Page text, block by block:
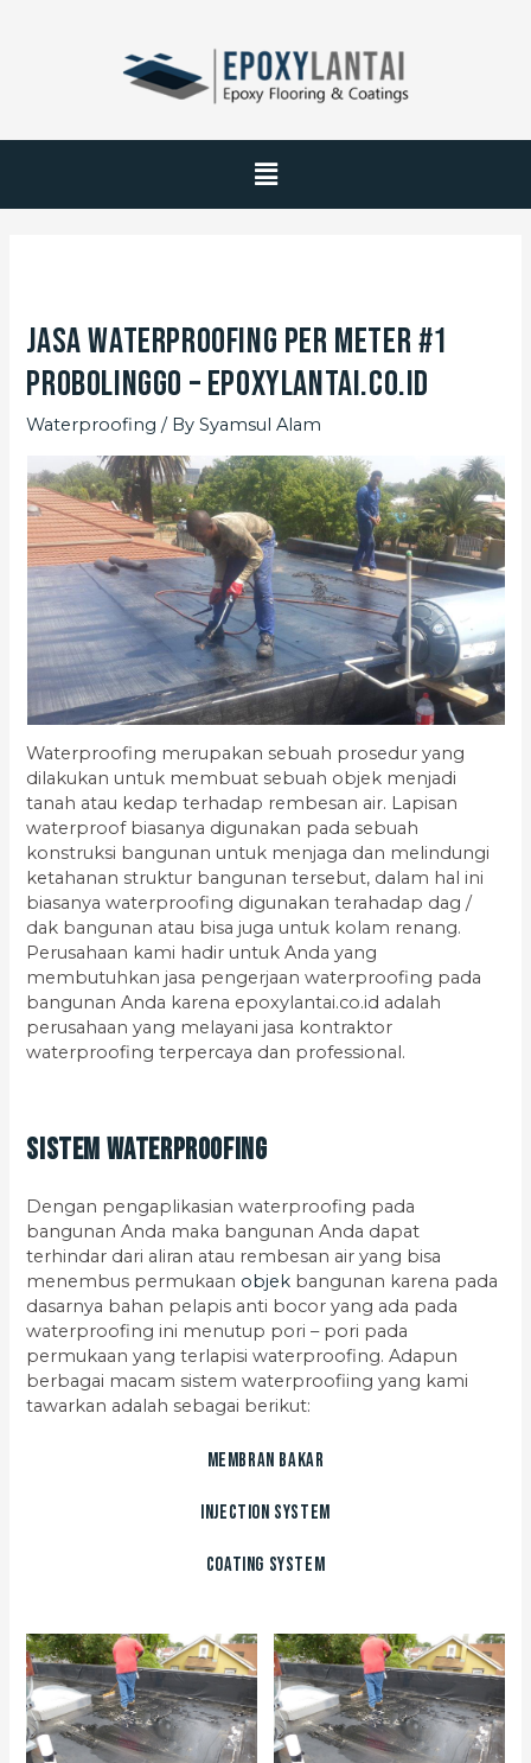
Jasa Waterproofing Per Meter #1
Probolinggo – EpoxyLantai.co.id
Waterproofing / BySyamsul Alam
Waterproofing merupakan sebuah prosedur yang
dilakukan untuk membuat sebuah objek menjadi
tanah atau kedap terhadap rembesan air. Lapisan
waterproof biasanya digunakan pada sebuah
konstruksi bangunan untuk menjaga dan melindungi
ketahanan struktur bangunan tersebut, dalam hal ini
biasanya waterproofing digunakan terahadap dag /
dak bangunan atau bisa juga untuk kolam renang.
Perusahaan kami hadir untuk Anda yang
membutuhkan jasa pengerjaan waterproofing pada
bangunan Anda karena epoxylantai.co.id adalah
perusahaan yang melayani jasa kontraktor
waterproofing terpercaya dan professional.
Sistem Waterproofing
Dengan pengaplikasian waterproofing pada
bangunan Anda maka bangunan Anda dapat
terhindar dari aliran atau rembesan air yang bisa
menembus permukaan objek bangunan karena pada
dasarnya bahan pelapis anti bocor yang ada pada
waterproofing ini menutup pori – pori pada
permukaan yang terlapisi waterproofing. Adapun
berbagai macam sistem waterproofiing yang kami
tawarkan adalah sebagai berikut:
Membran Bakar
Injection System
Coating System